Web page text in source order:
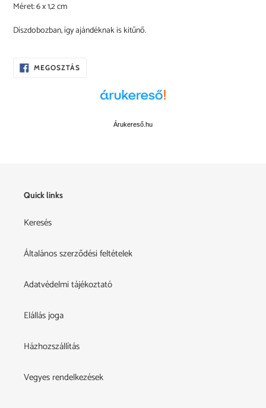
Méret: 6 x 1,2 cm
Díszdobozban, így ajándéknak is kitűnő.
MEGOSZTÁSOSZD
Árukereső.hu
Quick links
Keresés
Általános szerződési feltételek
Adatvédelmi tájékoztató
Elállás joga
Házhozszállítás
Vegyes rendelkezések